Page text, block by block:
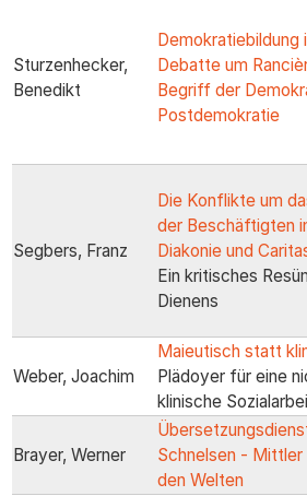
Sturzenhecker,
Benedikt
Demokratiebildung
Debatte um
Begriff der
Postdemokratie
Segbers, Franz
Die Konflikte um
der Beschäftigten
Diakonie und
Ein kritisches
Dienens
Weber, Joachim
Maieutisch statt
Plädoyer für eine
klinische
Brayer, Werner
Schnelsen - Mittler
den Welten